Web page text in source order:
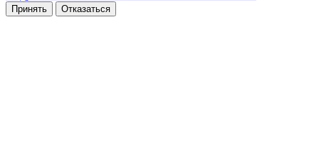
Принять Отказаться